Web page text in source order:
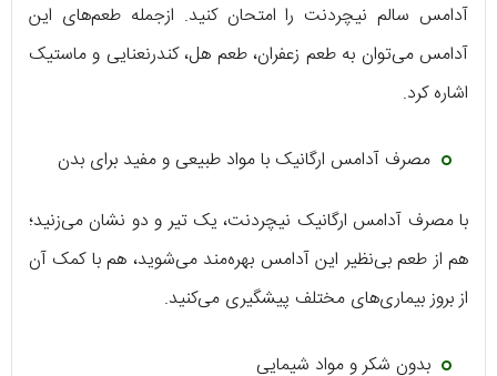
آدامس سالم نیچردنت را امتحان کنید. ازجمله طعم‌های این
آدامس می‌توان به طعم زعفران، طعم هل، کندرنعنایی و ماستیک
اشاره کرد.
مصرف آدامس ارگانیک با مواد طبیعی و مفید برای بدن
با مصرف آدامس ارگانیک نیچردنت، یک تیر و دو نشان می‌زنید؛
هم از طعم بی‌نظیر این آدامس بهره‌مند می‌شوید، هم با کمک آن
از بروز بیماری‌های مختلف پیشگیری می‌کنید.
بدون شکر و مواد شیمایی